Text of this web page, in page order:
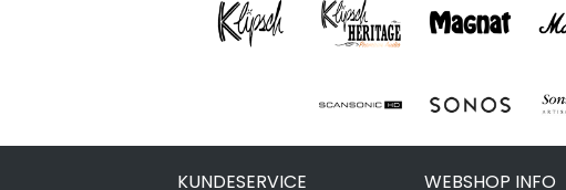
KUNDESERVICE WEBSHOP INFO